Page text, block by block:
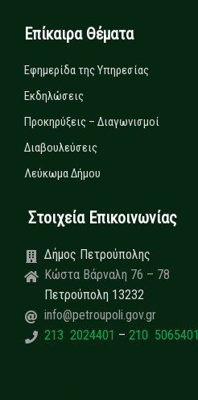
Επίκαιρα Θέματα
Εφημερίδα της Υπηρεσίας
Εκδηλώσεις
Προκηρύξεις – Διαγωνισμοί
Διαβουλεύσεις
Λεύκωμα Δήμου
Στοιχεία Επικοινωνίας
Δήμος Πετρούπολης
Κώστα Βάρναλη 76 – 78
Πετρούπολη 13232
info@petroupoli.gov.gr
213 2024401 – 210 5065401